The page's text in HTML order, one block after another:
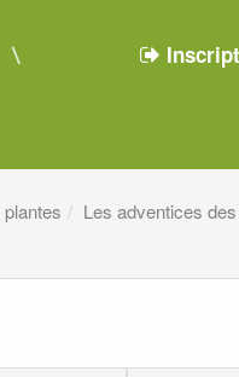
Les adventices